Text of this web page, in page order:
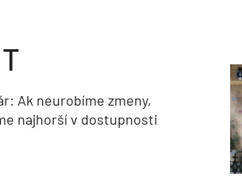
Ak neurobíme zmeny,
najhorší v dostupnosti